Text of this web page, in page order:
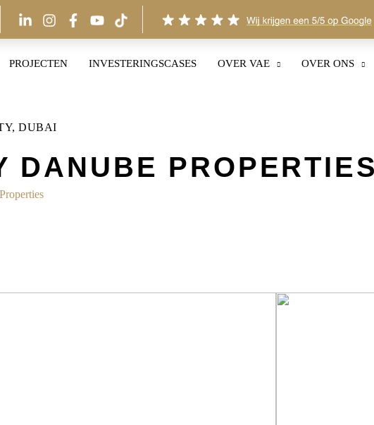
PROJECTEN INVESTERINGSCASES OVER VAE OVER ONS
DUBAI
DANUBE PROPERTIES